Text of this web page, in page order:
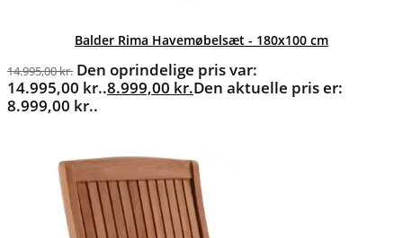
Balder Rima Havemøbelsæt - 180x100 cm
14.995,00kr. Den oprindelige pris var:
14.995,00 kr..8.999,00 kr.Den aktuelle pris er:
8.999,00 kr..